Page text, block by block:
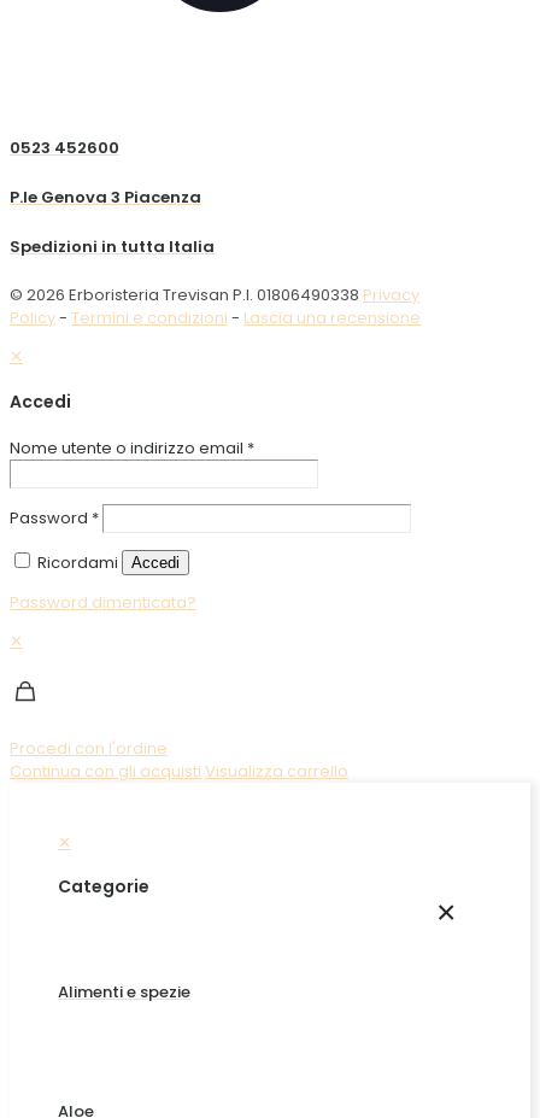
0523 452600
P.le Genova 3 Piacenza
Spedizioni in tutta Italia
© 2026 Erboristeria Trevisan P.I. 01806490338 Privacy
Policy- Termini e condizioni - Lascia una recensione
✕
Accedi
Nome utente o indirizzo email *
Password *
Ricordami
Accedi
Password dimenticata?
✕
Procedi con l'ordine
Continua con gli acquisti Visualizza carrello
✕
×
Categorie
Alimenti e spezie
Aloe